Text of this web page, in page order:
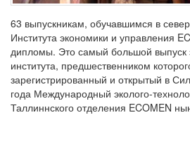
63 выпускникам, обучавшимся в
Института экономики и управления
дипломы. Это самый большой выпуск
института, предшественником
зарегистрированный и открытый в
года Международный эколого-
Таллиннского отделения ECOMEN